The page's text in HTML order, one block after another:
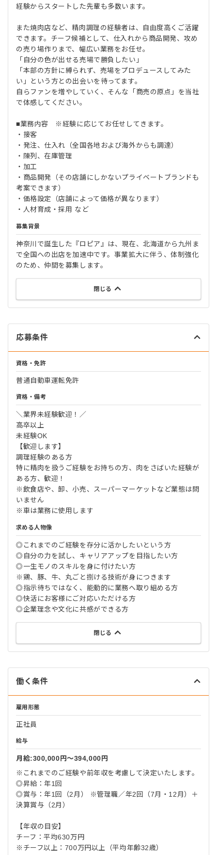
経験からスタートした先輩も多数います。
また焼肉店など、精肉調理の経験者は、自由度高くご活躍
できます。チーフ候補として、仕入れから商品開発、攻め
の売り場作りまで、幅広い業務をお任せ。
「自分の色が出せる売場で勝負したい」
「本部の方針に縛られず、売場をプロデュースしてみた
い」という方との出会いを待ってます。
自らファンを増やしていく、そんな「商売の原点」を当社
で体感してください。
■業務内容 ※経験に応じてお任せしてきます。
・接客
・発注、仕入れ（全国各地および海外からも調達）
・陳列、在庫管理
・加工
・商品開発（その店舗にしかないプライベートブランドも
考案できます）
・価格設定（店舗によって価格が異なります）
・人材育成・採用 など
募集背景
神奈川で誕生した『ロピア』は、現在、北海道から九州ま
で全国への出店を加速中です。事業拡大に伴う、体制強化
のため、仲間を募集します。
閉じる
応募条件
資格・免許
普通自動車運転免許
資格・備考
＼業界未経験歓迎！／
高卒以上
未経験OK
【歓迎します】
調理経験のある方
特に精肉を扱うご経験をお持ちの方、肉をさばいた経験が
ある方、歓迎！
※飲食店や、卸、小売、スーパーマーケットなど業態は問
いません
※車は業務に使用します
求める人物像
◎これまでのご経験を存分に活かしたいという方
◎自分の力を試し、キャリアアップを目指したい方
◎一生モノのスキルを身に付けたい方
※鶏、豚、牛、丸ごと捌ける技術が身につきます
◎指示待ちではなく、能動的に業務へ取り組める方
◎快活にお客様にご対応いただける方
◎企業理念や文化に共感ができる方
閉じる
働く条件
雇用形態
正社員
給与
月給:300,000円〜394,000円
※これまでのご経験や前年収を考慮して決定いたします。
◎昇給：年1回
◎賞与：年1回（2月） ※管理職／年2回（7月・12月）＋
決算賞与（2月）
【年収の目安】
チーフ：平均630万円
※チーフ以上：700万円以上（平均年齢32歳）